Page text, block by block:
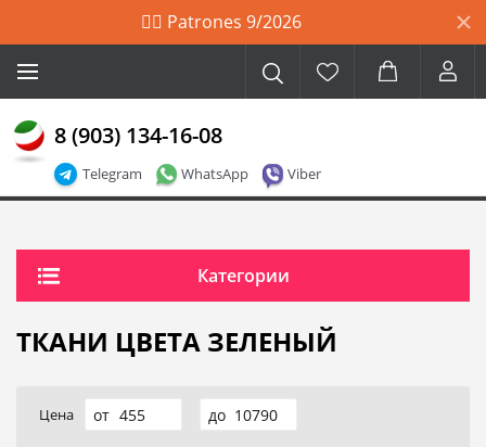
🙋‍♀️ Patrones 9/2026
Telegram WhatsApp Viber
8 (903) 134-16-08
Категории
ТКАНИ ЦВЕТА ЗЕЛЕНЫЙ
Цена